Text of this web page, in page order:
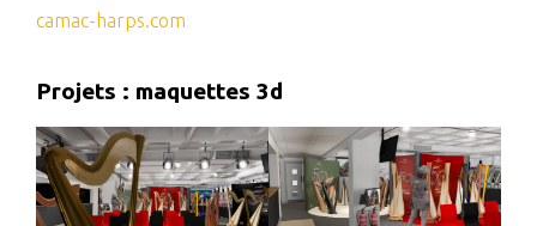
camac-harps.com
Projets : maquettes 3d